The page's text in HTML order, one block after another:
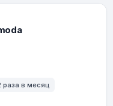
раза в месяц